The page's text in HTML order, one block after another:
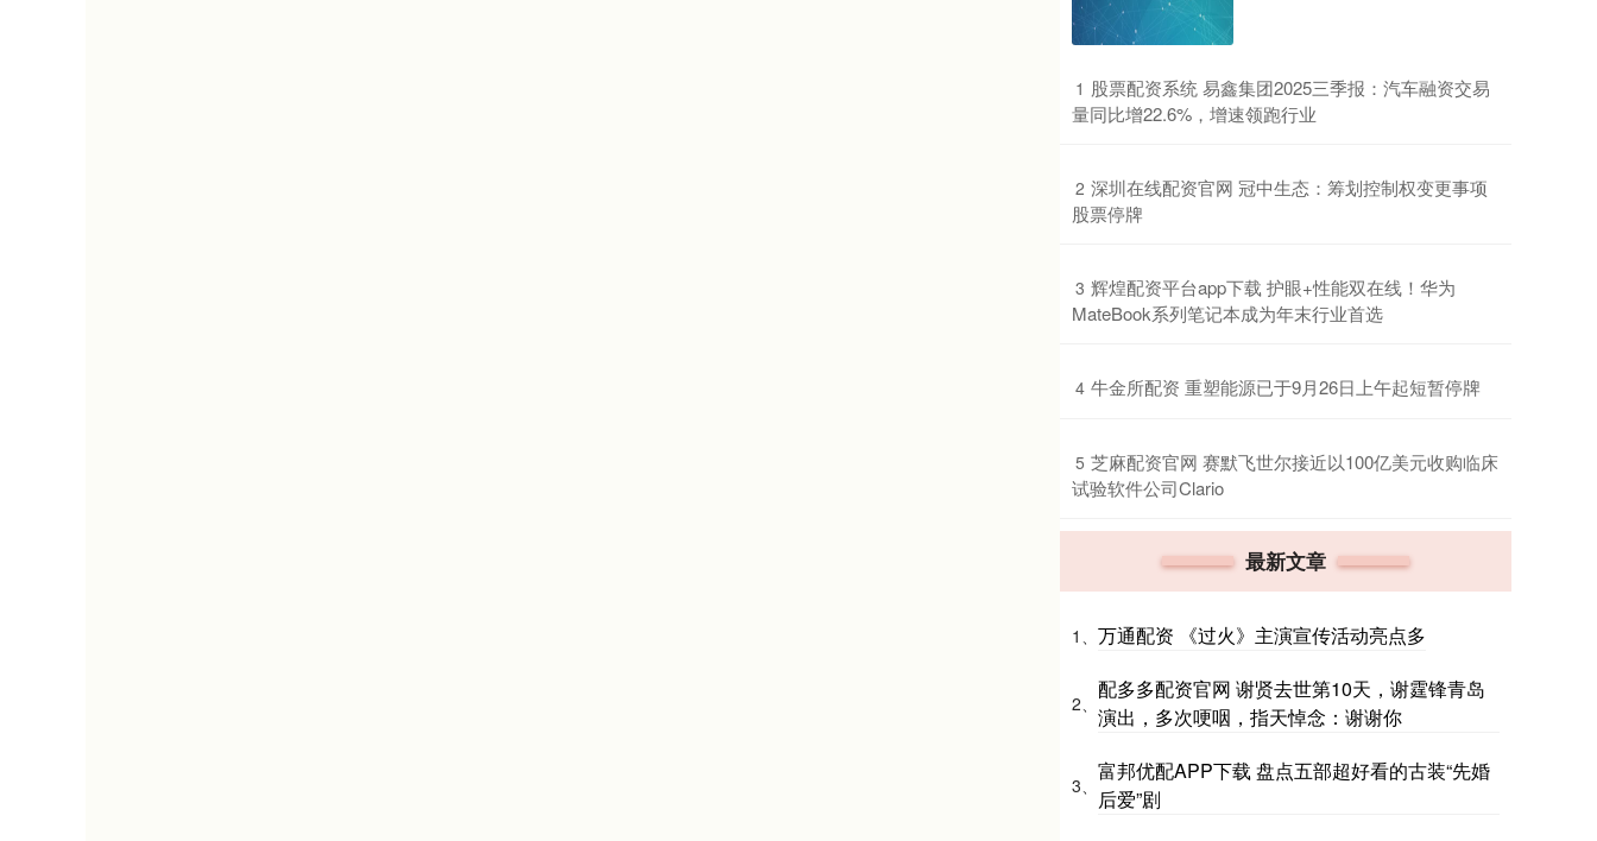
1 ​股票配资系统 易鑫集团2025三季报：汽车融资交易
量同比增22.6%，增速领跑行业
2 ​深圳在线配资官网 冠中生态：筹划控制权变更事项
股票停牌
3 ​辉煌配资平台app下载 护眼+性能双在线！华为
MateBook系列笔记本成为年末行业首选
4 ​牛金所配资 重塑能源已于9月26日上午起短暂停牌
5 ​芝麻配资官网 赛默飞世尔接近以100亿美元收购临床
试验软件公司Clario
最新文章
1、 万通配资 《过火》主演宣传活动亮点多
2、
配多多配资官网 谢贤去世第10天，谢霆锋青岛
演出，多次哽咽，指天悼念：谢谢你
3、
富邦优配APP下载 盘点五部超好看的古装“先婚
后爱”剧